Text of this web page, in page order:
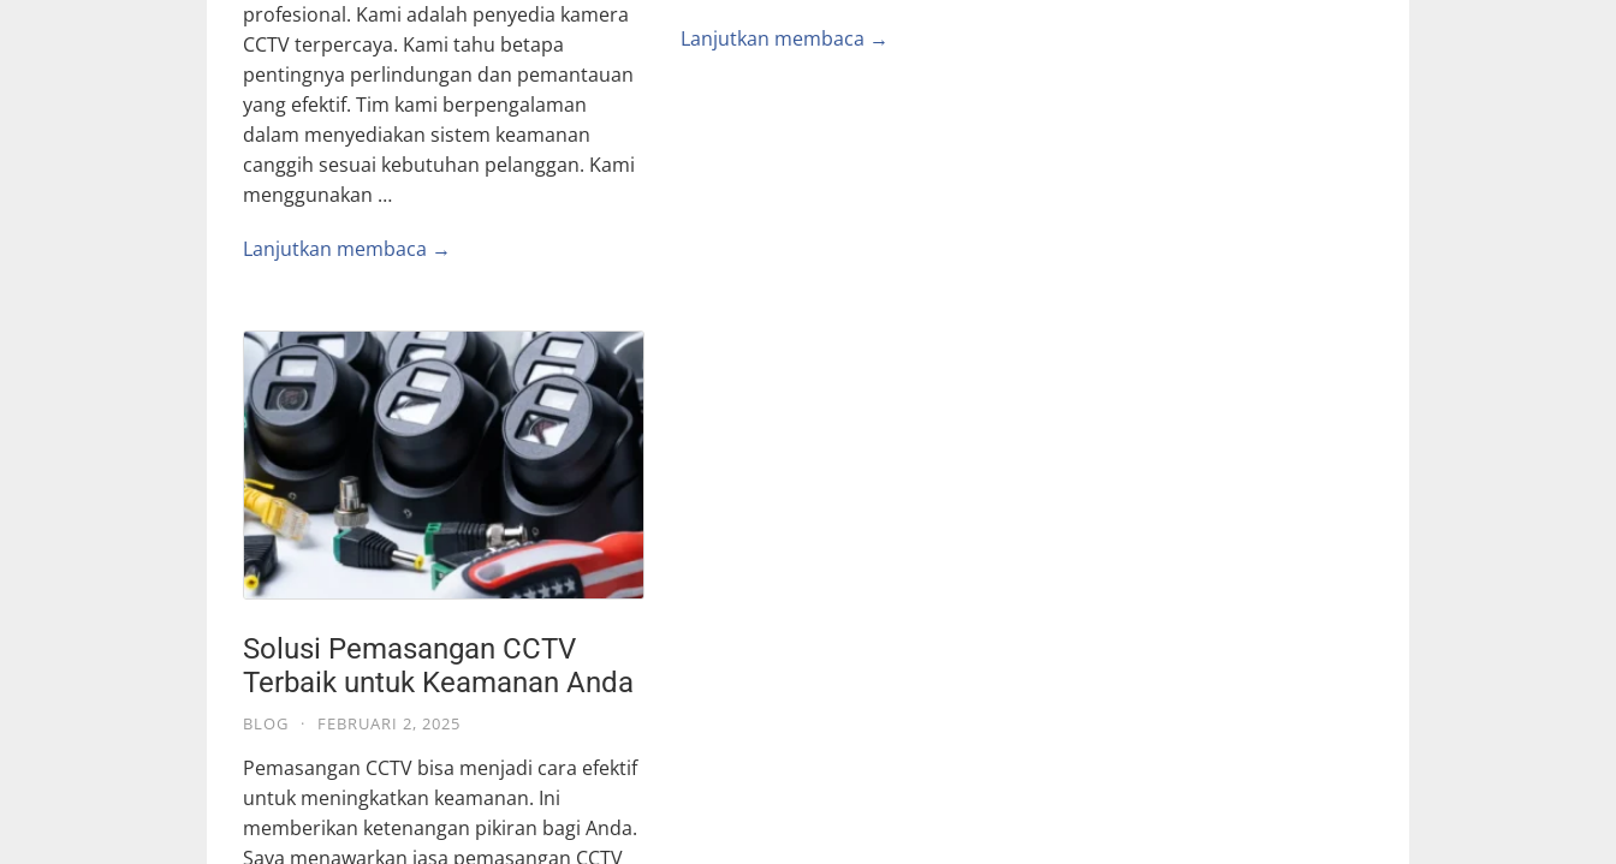
profesional. Kami adalah penyedia kamera
CCTV terpercaya. Kami tahu betapa
pentingnya perlindungan dan pemantauan
yang efektif. Tim kami berpengalaman
dalam menyediakan sistem keamanan
canggih sesuai kebutuhan pelanggan. Kami
menggunakan …
Lanjutkan membaca →
Lanjutkan membaca →
Solusi Pemasangan CCTV
Terbaik untuk Keamanan Anda
BLOG · FEBRUARI 2, 2025
Pemasangan CCTV bisa menjadi cara efektif
untuk meningkatkan keamanan. Ini
memberikan ketenangan pikiran bagi Anda.
Saya menawarkan jasa pemasangan CCTV